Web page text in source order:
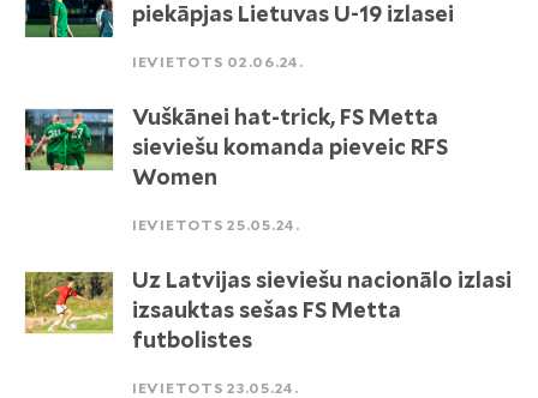
piekāpjas Lietuvas U-19 izlasei
IEVIETOTS 02.06.24.
Vuškānei hat-trick, FS Metta
sieviešu komanda pieveic RFS
Women
IEVIETOTS 25.05.24.
Uz Latvijas sieviešu nacionālo izlasi
izsauktas sešas FS Metta
futbolistes
IEVIETOTS 23.05.24.